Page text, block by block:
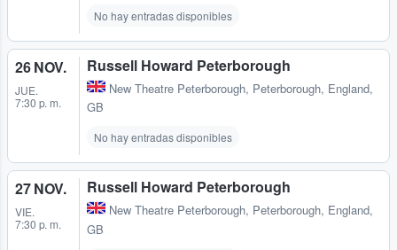
No hay entradas disponibles
26 NOV.
JUE.
7:30 p. m.
Russell Howard Peterborough
New Theatre Peterborough, Peterborough, England,
GB
No hay entradas disponibles
27 NOV.
VIE.
7:30 p. m.
Russell Howard Peterborough
New Theatre Peterborough, Peterborough, England,
GB